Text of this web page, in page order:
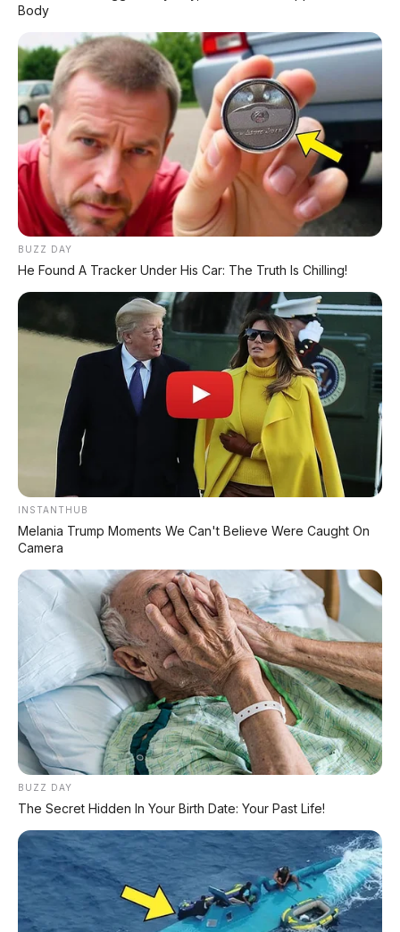
Listrik Premium dengan Total Range
1.305 Km
⚡ MG 07 Buktikan Handling Setara
Supercar dengan Moose Test 85,6
Km/Jam
⚡ Denza Z9 GT: Shooting Brake Listrik
1.156 PS Siap Meluncur di Indonesia
⚡ Bus Gunung Harta Terbakar di Tol
Nganjuk, 33 Orang Selamat
⚡ Xpeng G9L: SUV Full-Size Premium
dengan AI VLA 2.0 Siap Meluncur di
Indonesia Akhir 2026
⚡ Subaru Outback 2026 Resmi
Dipamerkan di GIIAS: SUV Wagon
Premium dengan Ground Clearance 213
mm dan Mesin 2.5L Boxer
Kronologi & Respons BYD
⚡ Daihatsu K-Open Resmi Dipamerkan di
GIIAS 2026: Roadster Mini Penggerak
RWD, Calon Penerus Copen
KREDIT MOBIL
✔ TANPA DP
Body
BUZZ DAY
He Found A Tracker Under His Car: The Truth Is Chilling!
INSTANTHUB
Melania Trump Moments We Can't Believe Were Caught On
Camera
BUZZ DAY
The Secret Hidden In Your Birth Date: Your Past Life!